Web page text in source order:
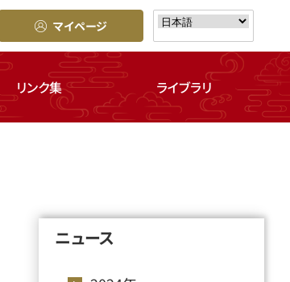
マイページ
リンク集 ライブラリ
ニュース